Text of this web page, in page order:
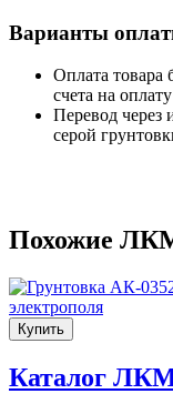
Варианты
Оплата товара
счета на
Перевод через
серой
Похожие
электрополя
Купить
Каталог